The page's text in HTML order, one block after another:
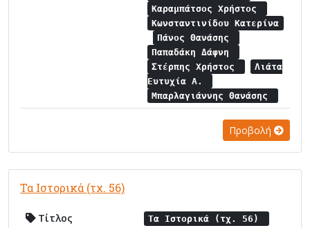
Καραμπάτσος Χρήστος
Κωνσταντινίδου Κατερίνα
Πάνος Θανάσης
Παπαδάκη Δάφνη
Στέρπης Χρήστος
Λιάτα
Ευτυχία Α.
Μπαρλαγιάννης Θανάσης
Προβολή
Τα Ιστορικά (τχ. 56)
Τίτλος Τα Ιστορικά (τχ. 56)